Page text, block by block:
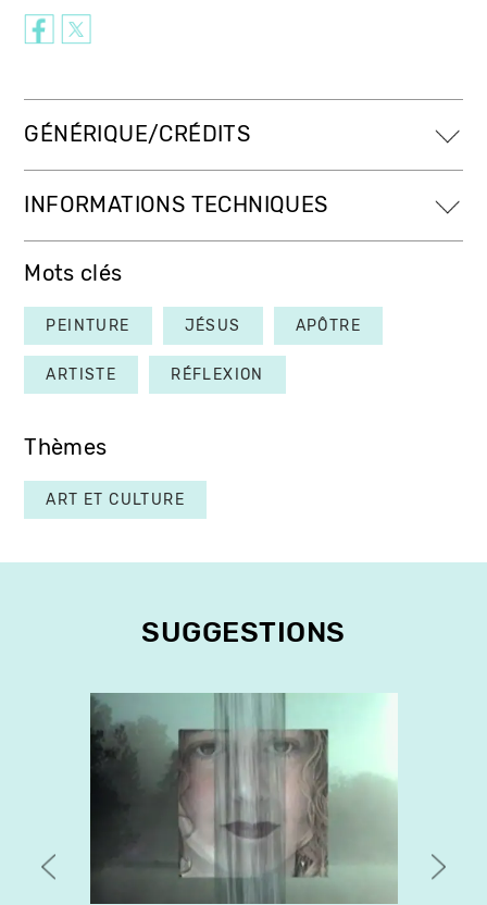
GÉNÉRIQUE/CRÉDITS
INFORMATIONS TECHNIQUES
Mots clés
PEINTURE JÉSUS APÔTRE
ARTISTE RÉFLEXION
Thèmes
ART ET CULTURE
SUGGESTIONS